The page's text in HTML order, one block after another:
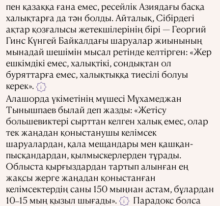
пен қазаққа ғана емес, ресейлік Азиядағы басқа
халықтарға да тән болды. Айталық, Сібірдегі
ақтар қозғалысы жетекшілерінің бірі — Георгий
Гинс Күнгей Байкалдағы шаруалар жиынының
мынадай шешімін мысал ретінде келтірген: «Жер
ешкімдікі емес, халықтікі, сондықтан ол
буряттарға емес, халықтыққа тиесілі болуы
керек».
i
Алашорда үкіметінің мүшесі Мұхамеджан
Тынышпаев былай деп жазды: «Жетісу
большевиктері сырттан келген халық емес, олар
тек жаңадан қоныстанушы келімсек
шаруалардан, қала мещандары мен қашқан-
пысқандардан, қылмыскерлерден тұрады.
Облыста қырғыздардан тартып алынған ең
жақсы жерге жаңадан қоныстанған
келімсектердің саны 150 мыңнан астам, бұлардан
10–15 мың қызыл шығады». i
Парадокс болса